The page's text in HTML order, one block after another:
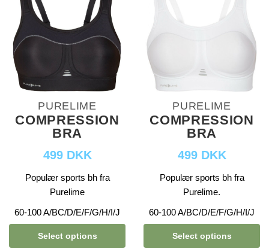
PURELIME
COMPRESSION
BRA
499 DKK
Populær sports bh fra
Purelime
60-100 A/BC/D/E/F/G/H/I/J
Select options
PURELIME
COMPRESSION
BRA
499 DKK
Populær sports bh fra
Purelime.
60-100 A/BC/D/E/F/G/H/I/J
Select options